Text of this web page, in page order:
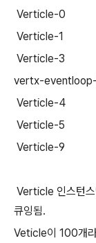
Verticle-0
Verticle-1
Verticle-3
vertx-
Verticle-4
Verticle-5
Verticle-9
Verticle 인스턴
큐잉됨.
Veticle이 100개